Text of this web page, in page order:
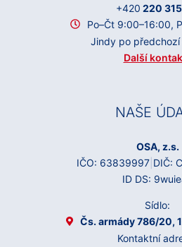
+420 220 315
Po–Čt 9:00–16:00,
Jindy po předchozí
Další
NAŠE
OSA, z.s.
IČO: 63839997| DIČ:
ID DS:
Sídlo:
Čs. armády 786/20,
Kontaktní